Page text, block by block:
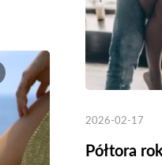
2026-02-17
Półtora